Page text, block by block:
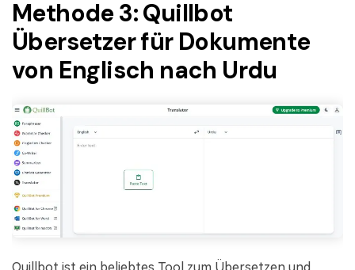
Methode 3: Quillbot
Übersetzer für Dokumente
von Englisch nach Urdu
Quillbot ist ein beliebtes Tool zum Übersetzen und